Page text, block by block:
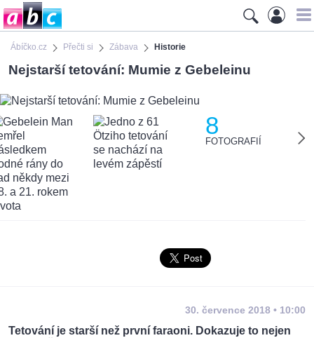
Ábíčko.cz Přečti si Zábava Historie
Nejstarší tetování: Mumie z Gebeleinu
8
FOTOGRAFIÍ
30. července 2018 • 10:00
Tetování je starší než první faraoni. Dokazuje to nejen